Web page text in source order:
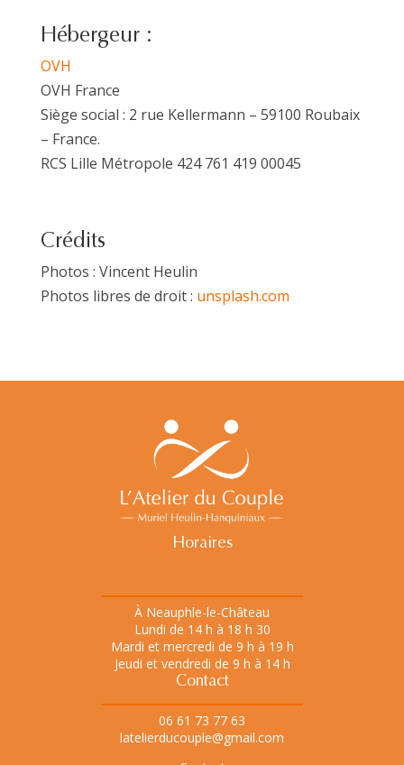
Hébergeur :
OVH
OVH France
Siège social : 2 rue Kellermann – 59100 Roubaix
– France.
RCS Lille Métropole 424 761 419 00045
Crédits
Photos : Vincent Heulin
Photos libres de droit : unsplash.com
Horaires
À Neauphle-le-Château
Lundi de 14 h à 18 h 30
Mardi et mercredi de 9 h à 19 h
Jeudi et vendredi de 9 h à 14 h
Contact
06 61 73 77 63
latelierducouple@gmail.com